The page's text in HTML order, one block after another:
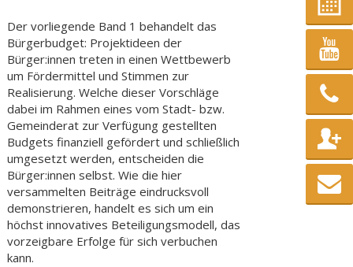
Der vorliegende Band 1 behandelt das
Bürgerbudget: Projektideen der
Bürger:innen treten in einen Wettbewerb
um Fördermittel und Stimmen zur
Realisierung. Welche dieser Vorschläge
dabei im Rahmen eines vom Stadt- bzw.
Gemeinderat zur Verfügung gestellten
Budgets finanziell gefördert und schließlich
umgesetzt werden, entscheiden die
Bürger:innen selbst. Wie die hier
versammelten Beiträge eindrucksvoll
demonstrieren, handelt es sich um ein
höchst innovatives Beteiligungsmodell, das
vorzeigbare Erfolge für sich verbuchen
kann.